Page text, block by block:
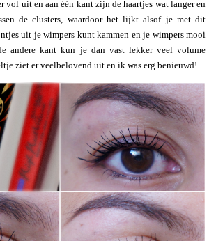
vol uit en aan één kant zijn de haartjes wat langer en
de clusters, waardoor het lijkt alsof je met dit
uit je wimpers kunt kammen en je wimpers mooi
andere kant kun je dan vast lekker veel volume
ziet er veelbelovend uit en ik was erg benieuwd!